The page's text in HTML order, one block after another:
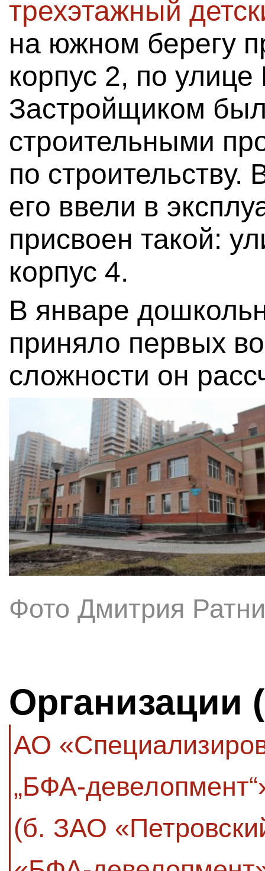
трехэтажный
на южном берегу
корпус 2, по
Застройщиком
строительными
по строительству.
его ввели в
присвоен такой:
корпус 4.
В январе
приняло первых
сложности он
Фото Дмитрия
Организации
АО
„БФА-
(б. ЗАО